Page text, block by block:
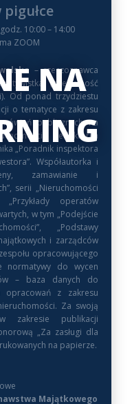
NA
10:00 – 14:00
ZOOM
– rzeczoznawca
(specjalność
Od ponad trzydziestu
o tematyce z zakresu
publicznych na
Redaktorka
„Poradnik inspektora
Współautorka i
zamawianie i
serii „Nieruchomości
operatów
w tym „Podejście
„Podstawy
i zarządców
opracowującego
normatywy do wycen
– baza danych do
opracowań z zakresu
Za swoją
zakresie publikacji
„Za zasługi dla
na papierze.
Majątkowego